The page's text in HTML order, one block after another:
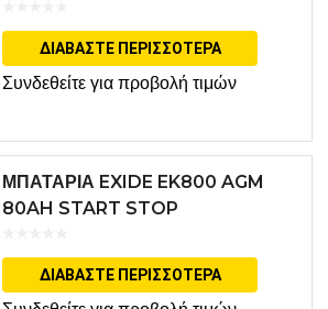
ΔΙΑΒΆΣΤΕ ΠΕΡΙΣΣΌΤΕΡΑ
Συνδεθείτε για προβολή τιμών
ΜΠΑΤΑΡΙΑ EXIDE EK800 AGM
80AH START STOP
ΔΙΑΒΆΣΤΕ ΠΕΡΙΣΣΌΤΕΡΑ